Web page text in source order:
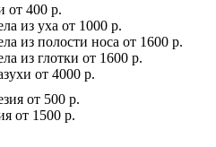
от 400 р.
из уха от 1000 р.
из полости носа от 1600 р.
из глотки от 1600 р.
от 4000 р.
от 500 р.
от 1500 р.